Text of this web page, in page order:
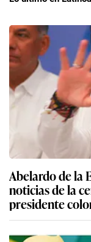
Abelardo de la
noticias de la
presidente